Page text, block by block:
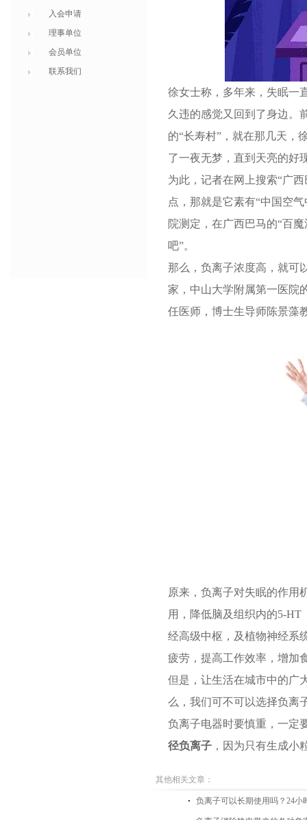
入会申请
理事单位
会员单位
联系我们
徐女士称，多年来，失眠一
久违的感觉又回到了身边。
的“长寿村”，就在那几天，
了一夜无梦，直到天亮的好
为此，记者在网上搜索“广
点，那就是它素有“中国空
院测定，在广西巴马的“百
吧”。
那么，负离子浓度高，就可
家，中山大学附属第一医院
任医师，博士生导师陈景藻
原来，负离子对失眠的作用
用，降低脑及组织内的5-
经高级中枢，及植物神经系
疲劳，提高工作效率，增加
但是，让生活在城市中的广
么，我们可不可以选择负离
负离子电器时要慎重，一定
径负离子 ，因为只有生成小
其他相关文章：
负离子可以长期使用吗？24小